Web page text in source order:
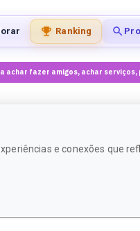
Ranking
achar fazer amigos, achar serviços,
e conexões que